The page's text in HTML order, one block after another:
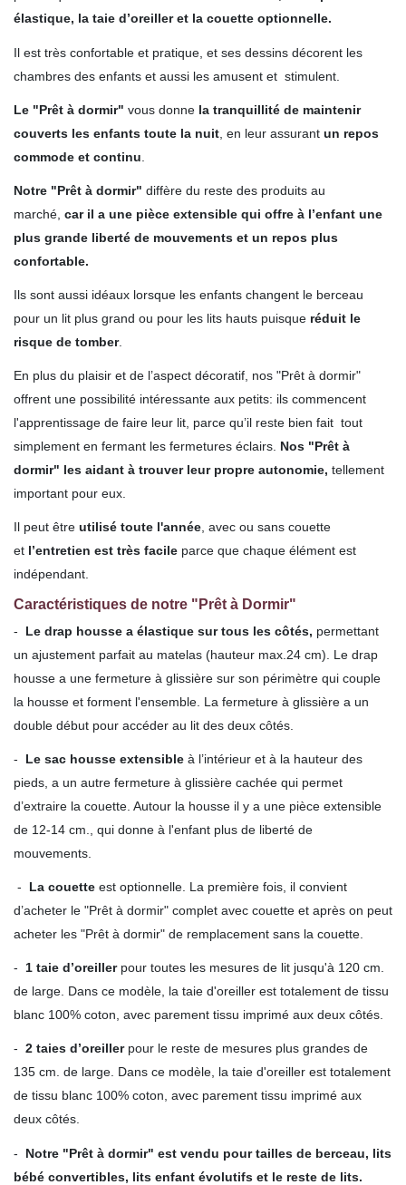
élastique, la taie d’oreiller et la couette optionnelle.
Il est très confortable et pratique, et ses dessins décorent les
chambres des enfants et aussi les amusent et stimulent.
Le "Prêt à dormir" vous donne la tranquillité de maintenir
couverts les enfants toute la nuit , en leur assurant un repos
commode et continu
Notre "Prêt à dormir" diffère du reste des produits au
marché, car il a une pièce extensible qui offre à l’enfant une
plus grande liberté de mouvements et un repos plus
confortable.
Ils sont aussi idéaux lorsque les enfants changent le berceau
pour un lit plus grand ou pour les lits hauts puisque réduit le
risque de tomber.
En plus du plaisir et de l’aspect décoratif, nos "Prêt à dormir"
offrent une possibilité intéressante aux petits: ils commencent
l'apprentissage de faire leur lit, parce qu’il reste bien fait tout
simplement en fermant les fermetures éclairs. Nos "Prêt à
dormir" les aidant à trouver leur propre autonomie, tellement
important pour eux.
Il peut être utilisé toute l'année, avec ou sans couette
et l’entretien est très facile parce que chaque élément est
indépendant.
Caractéristiques de notre "Prêt à Dormir"
- Le drap housse a élastique sur tous les côtés, permettant
un ajustement parfait au matelas (hauteur max.24 cm). Le drap
housse a une fermeture à glissière sur son périmètre qui couple
la housse et forment l'ensemble. La fermeture à glissière a un
double début pour accéder au lit des deux côtés.
- Le sac housse extensible à l’intérieur et à la hauteur des
pieds, a un autre fermeture à glissière cachée qui permet
d’extraire la couette. Autour la housse il y a une pièce extensible
de 12-14 cm., qui donne à l'enfant plus de liberté de
mouvements.
- La couette est optionnelle. La première fois, il convient
d’acheter le "Prêt à dormir" complet avec couette et après on peut
acheter les "Prêt à dormir" de remplacement sans la couette.
- 1 taie d’oreiller pour toutes les mesures de lit jusqu'à 120 cm.
de large. Dans ce modèle, la taie d'oreiller est totalement de tissu
blanc 100% coton, avec parement tissu imprimé aux deux côtés.
- 2 taies d’oreillerpour le reste de mesures plus grandes de
135 cm. de large. Dans ce modèle, la taie d'oreiller est totalement
de tissu blanc 100% coton, avec parement tissu imprimé aux
deux côtés.
- Notre "Prêt à dormir" est vendu pour tailles de berceau, lits
bébé convertibles, lits enfant évolutifs et le reste de lits.